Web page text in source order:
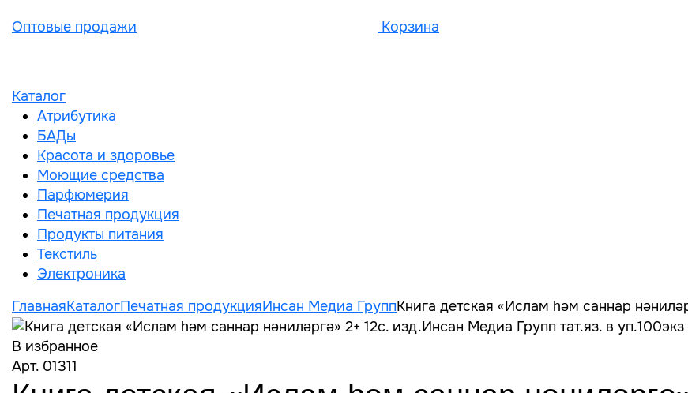
Оптовые продажи Корзина
Каталог
Атрибутика
БАДы
Красота и здоровье
Моющие средства
Парфюмерия
Печатная продукция
Продукты питания
Текстиль
Электроника
ГлавнаяКаталогПечатная продукцияИнсан Медиа ГруппКнига детская «Ислам һәм саннар
В избранное
Арт. 01311